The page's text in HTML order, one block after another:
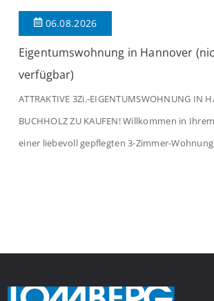
06.08.2026
Eigentumswohnung in Hannover
verfügbar)
ATTRAKTIVE 3Zi.-EIGENTUMSWOHNUNG IN
BUCHHOLZ ZU KAUFEN! Willkommen in
einer liebevoll gepflegten 3-Zimmer-